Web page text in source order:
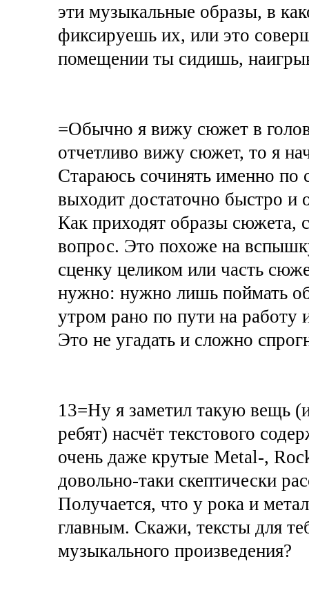
эти музыкальные образы, в
фиксируешь их, или это
помещении ты сидишь,
=Обычно я вижу сюжет в
отчетливо вижу сюжет, то я
Стараюсь сочинять именно по
выходит достаточно быстро и
Как приходят образы сюжета,
вопрос. Это похоже на
сценку целиком или часть
нужно: нужно лишь поймать
утром рано по пути на работу
Это не угадать и сложно
13=Ну я заметил такую вещь
ребят) насчёт текстового
очень даже крутые Metal-,
довольно-таки скептически
Получается, что у рока и
главным. Скажи, тексты для
музыкального произведения?